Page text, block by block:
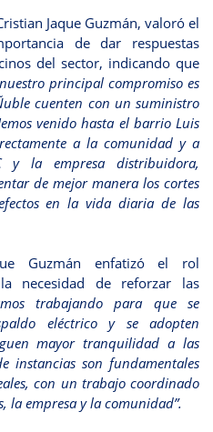
Jaque Guzmán, valoró el
de dar respuestas
del sector, indicando que
principal compromiso es
cuenten con un suministro
venido hasta el barrio Luis
a la comunidad y a
la empresa distribuidora,
de mejor manera los cortes
en la vida diaria de las
Guzmán enfatizó el rol
necesidad de reforzar las
trabajando para que se
eléctrico y se adopten
mayor tranquilidad a las
instancias son fundamentales
con un trabajo coordinado
la empresa y la comunidad”.